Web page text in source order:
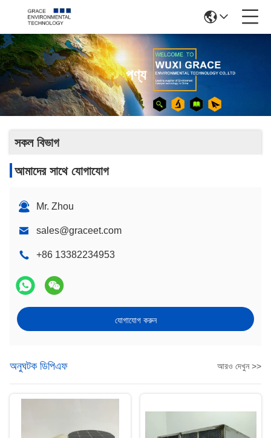
পণ্য
সকল বিভাগ
আমাদের সাথে যোগাযোগ
Mr. Zhou
sales@graceet.com
+86 13382234953
যোগাযোগ করুন
অনুঘটক ডিপিএফ আরও দেখুন >>